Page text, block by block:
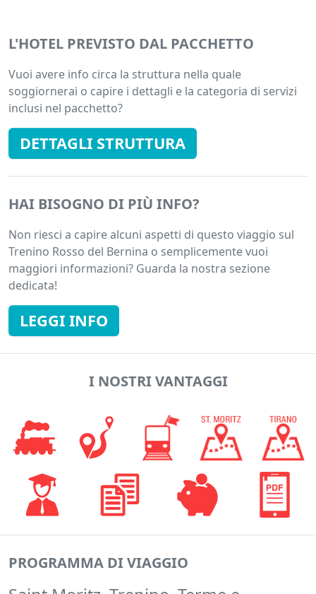
L'HOTEL PREVISTO DAL PACCHETTO
Vuoi avere info circa la struttura nella quale
soggiornerai o capire i dettagli e la categoria di servizi
inclusi nel pacchetto?
DETTAGLI STRUTTURA
HAI BISOGNO DI PIÙ INFO?
Non riesci a capire alcuni aspetti di questo viaggio sul
Trenino Rosso del Bernina o semplicemente vuoi
maggiori informazioni? Guarda la nostra sezione
dedicata!
LEGGI INFO
I NOSTRI VANTAGGI
PROGRAMMA DI VIAGGIO